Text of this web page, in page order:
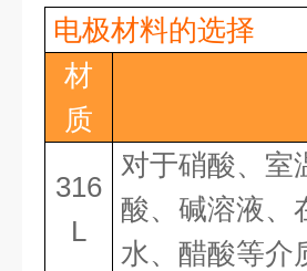
电极材料的选择
材
质
316
L
对于硝酸、室
酸、碱溶液、
水、醋酸等介